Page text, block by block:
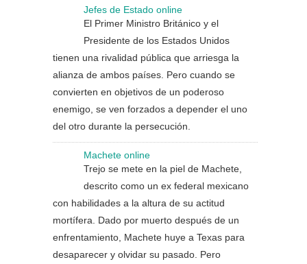
Jefes de Estado online
El Primer Ministro Británico y el
Presidente de los Estados Unidos
tienen una rivalidad pública que arriesga la
alianza de ambos países. Pero cuando se
convierten en objetivos de un poderoso
enemigo, se ven forzados a depender el uno
del otro durante la persecución.
Machete online
Trejo se mete en la piel de Machete,
descrito como un ex federal mexicano
con habilidades a la altura de su actitud
mortífera. Dado por muerto después de un
enfrentamiento, Machete huye a Texas para
desaparecer y olvidar su pasado. Pero